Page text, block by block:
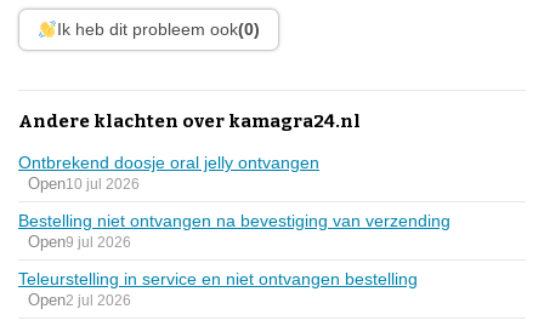
Ik heb dit probleem ook(0)
Andere klachten over kamagra24.nl
Ontbrekend doosje oral jelly ontvangen
Open10 jul 2026
Bestelling niet ontvangen na bevestiging van verzending
Open9 jul 2026
Teleurstelling in service en niet ontvangen bestelling
Open2 jul 2026